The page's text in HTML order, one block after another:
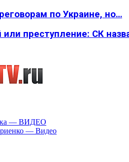
по Украине, но…
преступление: СК
— ВИДЕО
— Видео